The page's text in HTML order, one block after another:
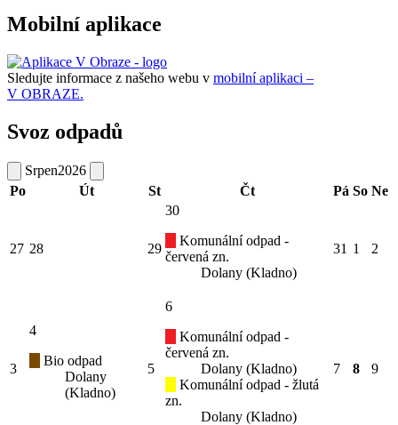
Mobilní aplikace
Sledujte informace z našeho webu v mobilní aplikaci –
V OBRAZE.
Svoz odpadů
Srpen2026
Po
Út St Čt Pá So Ne
27 28 29
30
Komunální odpad -
červená zn.
Dolany (Kladno)
31 1 2
3
4
Bio odpad
Dolany
(Kladno)
5
6
Komunální odpad -
červená zn.
Dolany (Kladno)
Komunální odpad - žlutá
zn.
Dolany (Kladno)
7 8 9